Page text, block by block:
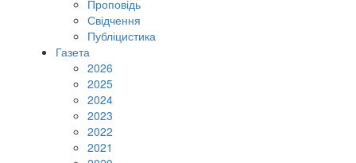
Проповідь
Свідчення
Публіцистика
Газета
2026
2025
2024
2023
2022
2021